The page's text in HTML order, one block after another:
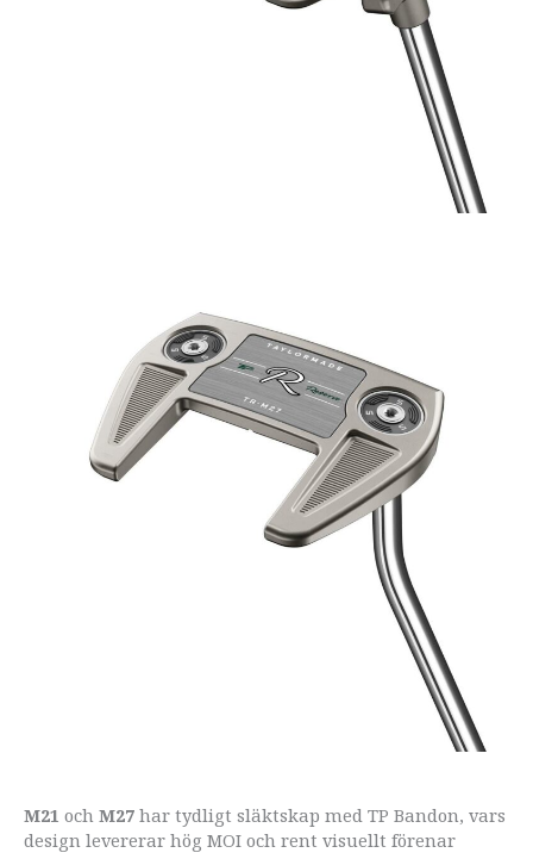
M21 och M27 har tydligt släktskap med TP Bandon, vars
design levererar hög MOI och rent visuellt förenar